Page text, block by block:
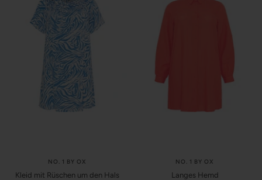
NO. 1 BY OX
Kleid mit Rüschen um den Hals
NO. 1 BY OX
Langes Hemd